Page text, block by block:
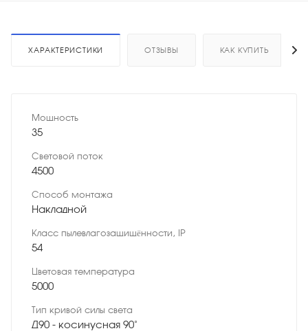
ХАРАКТЕРИСТИКИ ОТЗЫВЫ КАК КУПИТЬ
Мощность
35
Световой поток
4500
Способ монтажа
Накладной
Класс пылевлагозащищённости, IP
54
Цветовая температура
5000
Тип кривой силы света
Д90 - косинусная 90˚